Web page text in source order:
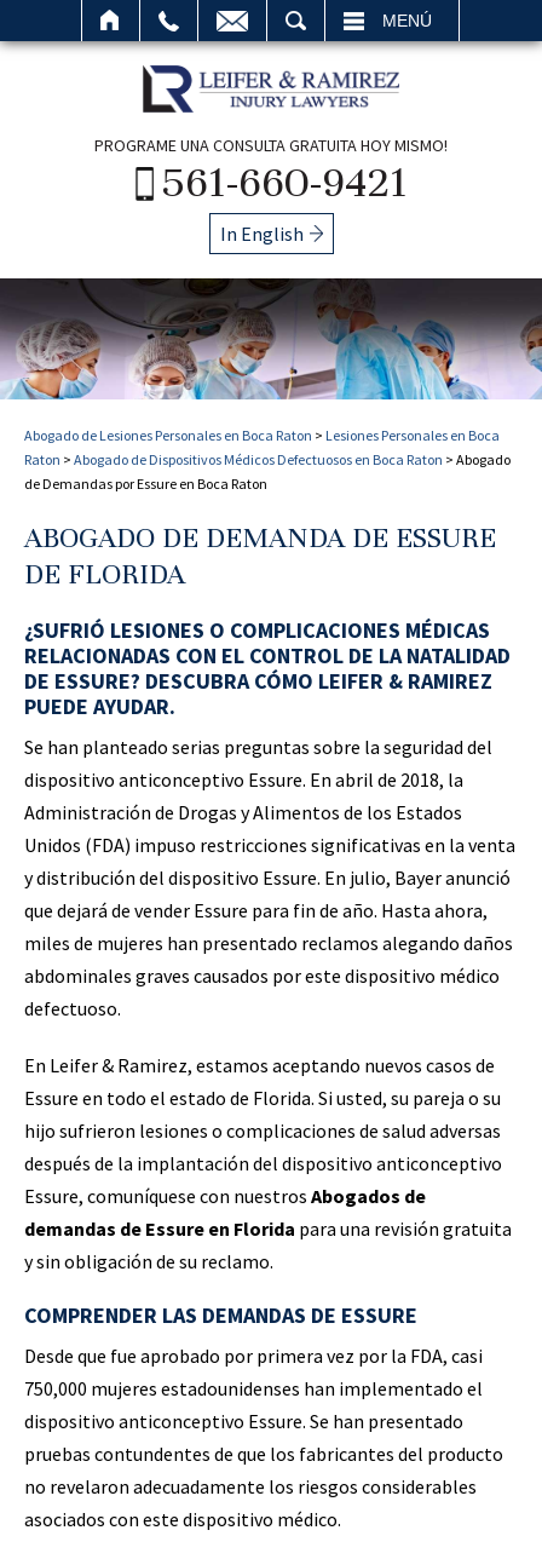
MENÚ
PROGRAME UNA CONSULTA GRATUITA HOY MISMO!
561-660-9421
In English
Abogado de Lesiones Personales en Boca Raton > Lesiones Personales en Boca
Raton > Abogado de Dispositivos Médicos Defectuosos en Boca Raton > Abogado
de Demandas por Essure en Boca Raton
ABOGADO DE DEMANDA DE ESSURE
DE FLORIDA
¿SUFRIÓ LESIONES O COMPLICACIONES MÉDICAS
RELACIONADAS CON EL CONTROL DE LA NATALIDAD
DE ESSURE? DESCUBRA CÓMO LEIFER & RAMIREZ
PUEDE AYUDAR.
Se han planteado serias preguntas sobre la seguridad del
dispositivo anticonceptivo Essure. En abril de 2018, la
Administración de Drogas y Alimentos de los Estados
Unidos (FDA) impuso restricciones significativas en la venta
y distribución del dispositivo Essure. En julio, Bayer anunció
que dejará de vender Essure para fin de año. Hasta ahora,
miles de mujeres han presentado reclamos alegando daños
abdominales graves causados ​​por este dispositivo médico
defectuoso.
En Leifer & Ramirez, estamos aceptando nuevos casos de
Essure en todo el estado de Florida. Si usted, su pareja o su
hijo sufrieron lesiones o complicaciones de salud adversas
después de la implantación del dispositivo anticonceptivo
Essure, comuníquese con nuestros Abogados de
demandas de Essure en Florida para una revisión gratuita
y sin obligación de su reclamo.
COMPRENDER LAS DEMANDAS DE ESSURE
Desde que fue aprobado por primera vez por la FDA, casi
750,000 mujeres estadounidenses han implementado el
dispositivo anticonceptivo Essure. Se han presentado
pruebas contundentes de que los fabricantes del producto
no revelaron adecuadamente los riesgos considerables
asociados con este dispositivo médico.